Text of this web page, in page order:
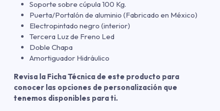
Soporte sobre cúpula 100 Kg.
Puerta/Portalón de aluminio (Fabricado en México)
Electropintado negro (interior)
Tercera Luz de Freno Led
Doble Chapa
Amortiguador Hidráulico
Revisa la Ficha Técnica de este producto para
conocer las opciones de personalización que
tenemos disponibles para ti.